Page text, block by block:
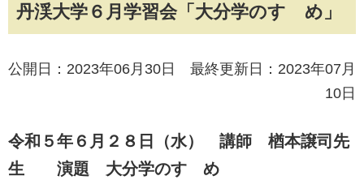
丹渓大学６月学習会「大分学のすゝめ」
公開日：2023年06月30日 最終更新日：2023年07月
10日
令和５年６月２８日（水） 講師 楢本譲司先
生 演題 大分学のすゝめ